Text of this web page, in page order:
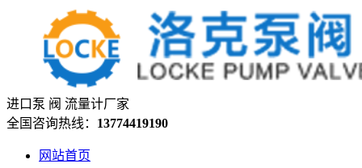
进口泵 阀 流量计厂家
全国咨询热线： 13774419190
网站首页